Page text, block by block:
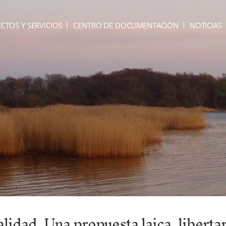
Y SERVICIOS CENTRO DE DOCUMENTACIÓN NOTICIAS